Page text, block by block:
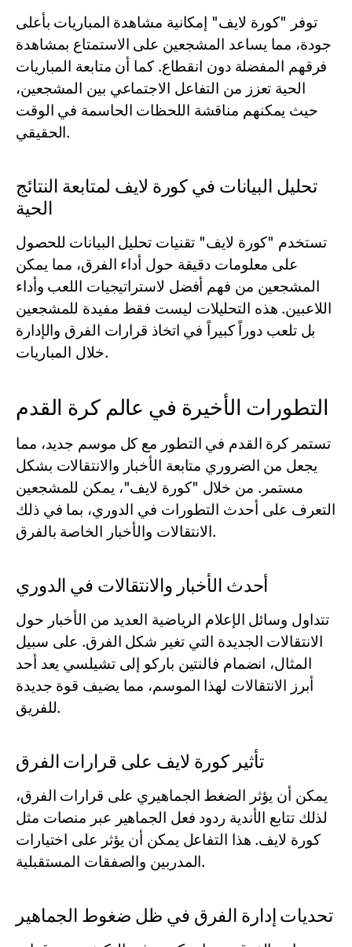
توفر "كورة لايف" إمكانية مشاهدة المباريات بأعلى
جودة، مما يساعد المشجعين على الاستمتاع بمشاهدة
فرقهم المفضلة دون انقطاع. كما أن متابعة المباريات
الحية تعزز من التفاعل الاجتماعي بين المشجعين،
حيث يمكنهم مناقشة اللحظات الحاسمة في الوقت
الحقيقي.
تحليل البيانات في كورة لايف لمتابعة النتائج
الحية
تستخدم "كورة لايف" تقنيات تحليل البيانات للحصول
على معلومات دقيقة حول أداء الفرق، مما يمكن
المشجعين من فهم أفضل لاستراتيجيات اللعب وأداء
اللاعبين. هذه التحليلات ليست فقط مفيدة للمشجعين
بل تلعب دوراً كبيراً في اتخاذ قرارات الفرق والإدارة
خلال المباريات.
التطورات الأخيرة في عالم كرة القدم
تستمر كرة القدم في التطور مع كل موسم جديد، مما
يجعل من الضروري متابعة الأخبار والانتقالات بشكل
مستمر. من خلال "كورة لايف"، يمكن للمشجعين
التعرف على أحدث التطورات في الدوري، بما في ذلك
الانتقالات والأخبار الخاصة بالفرق.
أحدث الأخبار والانتقالات في الدوري
تتداول وسائل الإعلام الرياضية العديد من الأخبار حول
الانتقالات الجديدة التي تغير شكل الفرق. على سبيل
المثال، انضمام فالنتين باركو إلى تشيلسي يعد أحد
أبرز الانتقالات لهذا الموسم، مما يضيف قوة جديدة
للفريق.
تأثير كورة لايف على قرارات الفرق
يمكن أن يؤثر الضغط الجماهيري على قرارات الفرق،
لذلك تتابع الأندية ردود فعل الجماهير عبر منصات مثل
كورة لايف. هذا التفاعل يمكن أن يؤثر على اختيارات
المدربين والصفقات المستقبلية.
تحديات إدارة الفرق في ظل ضغوط الجماهير